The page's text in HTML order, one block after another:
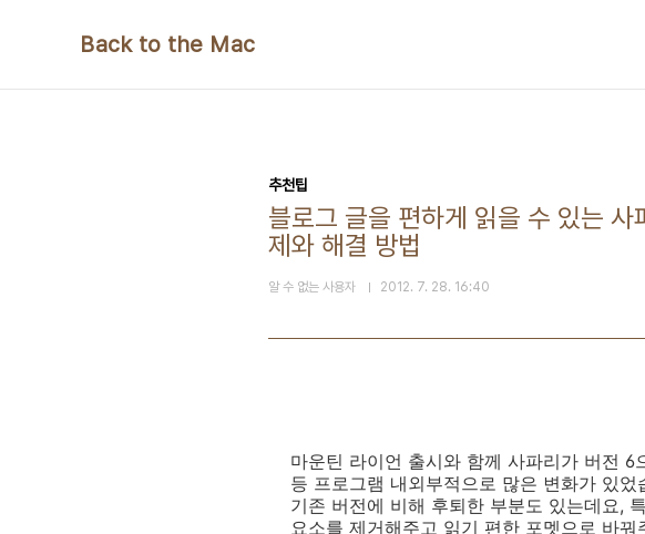
Back to the Mac
추천팁
블로그 글을 편하게 읽을 수 있는
제와 해결 방법
알 수 없는 사용자 2012. 7. 28. 16:40
마운틴 라이언 출시와 함께 사파리가 버전
등 프로그램 내외부적으로 많은 변화가 있
기존 버전에 비해 후퇴한 부분도 있는데요,
요소를 제거해주고 읽기 편한 포멧으로 바